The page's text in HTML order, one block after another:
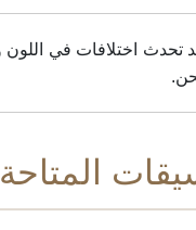
اختلافات في اللون
المتاحة